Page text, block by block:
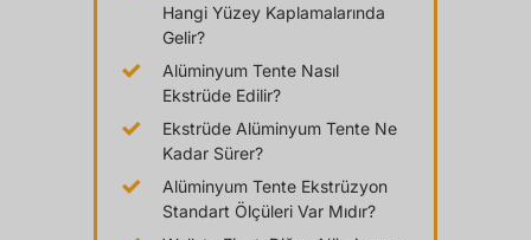
Hangi Yüzey Kaplamalarında
Gelir?
Alüminyum Tente Nasıl
Ekstrüde Edilir?
Ekstrüde Alüminyum Tente Ne
Kadar Sürer?
Alüminyum Tente Ekstrüzyon
Standart Ölçüleri Var Mıdır?